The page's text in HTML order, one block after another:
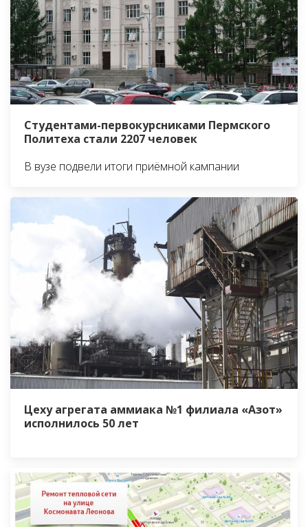
Студентами-первокурсниками Пермского
Политеха стали 2207 человек
В вузе подвели итоги приёмной кампании
Цеху агрегата аммиака №1 филиала «Азот»
исполнилось 50 лет